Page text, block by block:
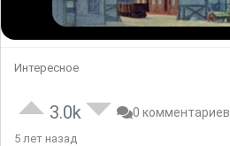
Интересное
3.0k 0 комментариев
5 лет назад